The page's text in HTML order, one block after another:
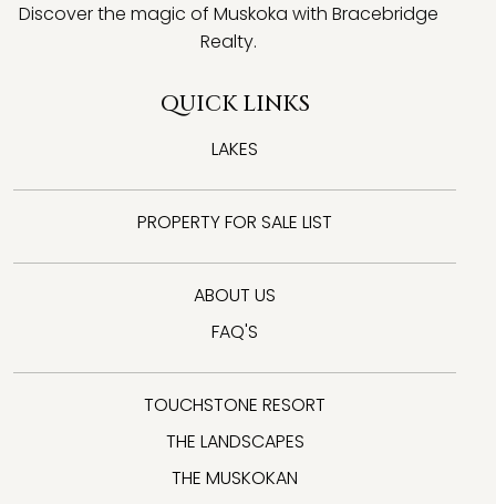
Discover the magic of Muskoka with Bracebridge
Realty.
QUICK LINKS
LAKES
PROPERTY FOR SALE LIST
ABOUT US
FAQ'S
TOUCHSTONE RESORT
THE LANDSCAPES
THE MUSKOKAN